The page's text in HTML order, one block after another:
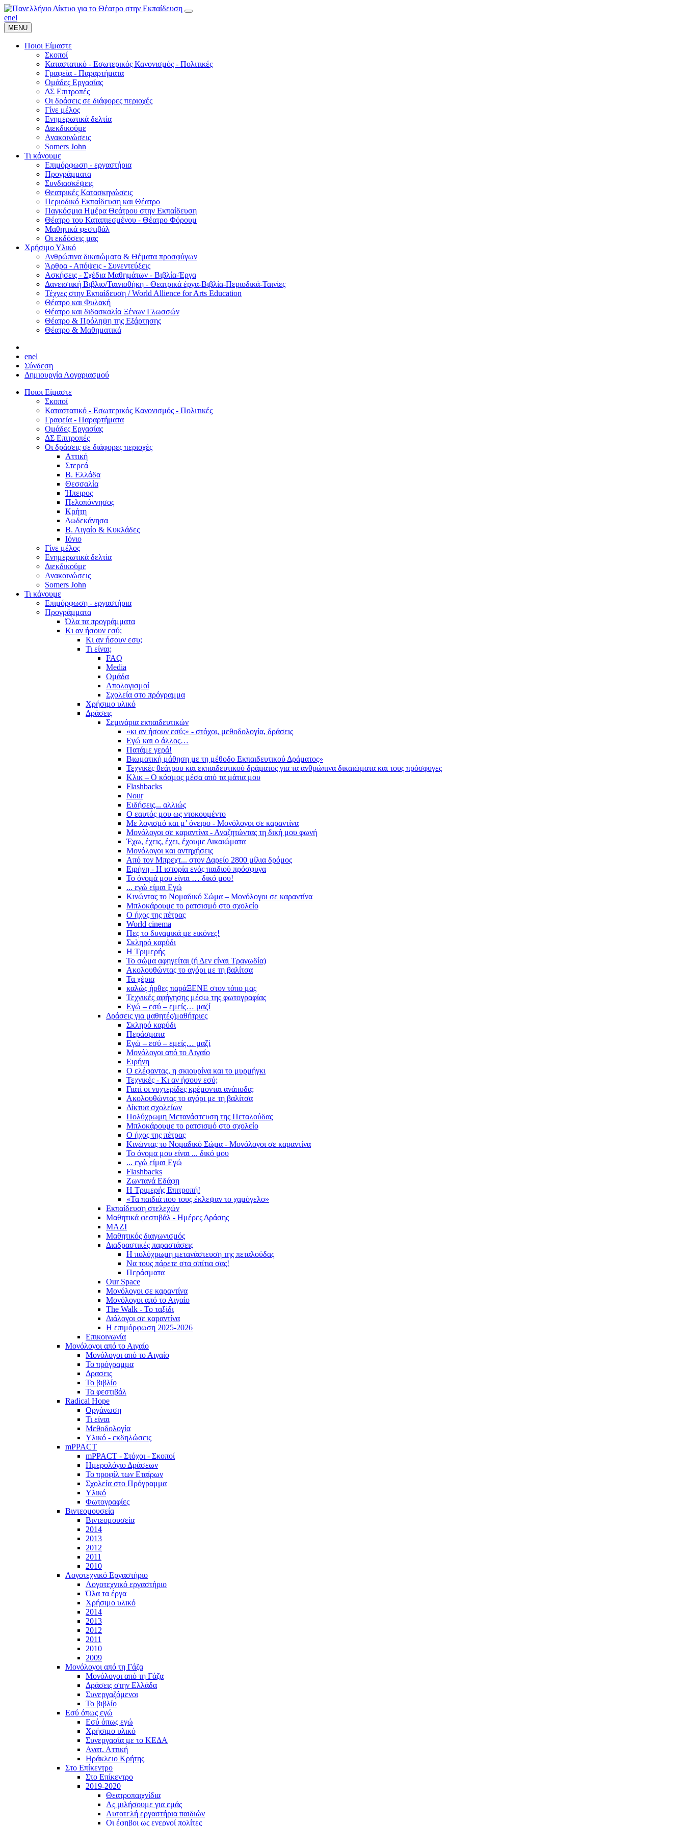
enel
MENU
Ποιοι Είμαστε
Σκοποί
Καταστατικό - Εσωτερικός Κανονισμός - Πολιτικές
Γραφεία - Παραρτήματα
Ομάδες Εργασίας
ΔΣ Επιτροπές
Οι δράσεις σε διάφορες περιοχές
Γίνε μέλος
Ενημερωτικά δελτία
Διεκδικούμε
Ανακοινώσεις
Somers John
Τι κάνουμε
Επιμόρφωση - εργαστήρια
Προγράμματα
Συνδιασκέψεις
Θεατρικές Κατασκηνώσεις
Περιοδικό Εκπαίδευση και Θέατρο
Παγκόσμια Ημέρα Θεάτρου στην Εκπαίδευση
Θέατρο του Καταπιεσμένου - Θέατρο Φόρουμ
Μαθητικά φεστιβάλ
Οι εκδόσεις μας
Χρήσιμο Υλικό
Ανθρώπινα δικαιώματα & Θέματα προσφύγων
Άρθρα - Απόψεις - Συνεντεύξεις
Ασκήσεις - Σχέδια Μαθημάτων - Βιβλία-Έργα
Δανειστική Βιβλιο/Ταινιοθήκη - Θεατρικά έργα-Βιβλία-Περιοδικά-Ταινίες
Τέχνες στην Εκπαίδευση / World Allience for Arts Education
Θέατρο και Φυλακή
Θέατρο και διδασκαλία Ξένων Γλωσσών
Θέατρο & Πρόληψη της Εξάρτησης
Θέατρο & Μαθηματικά
enel
Σύνδεση
Δημιουργία Λογαριασμού
Ποιοι Είμαστε
Σκοποί
Καταστατικό - Εσωτερικός Κανονισμός - Πολιτικές
Γραφεία - Παραρτήματα
Ομάδες Εργασίας
ΔΣ Επιτροπές
Οι δράσεις σε διάφορες περιοχές
Αττική
Στερεά
Β. Ελλάδα
Θεσσαλία
Ήπειρος
Πελοπόννησος
Κρήτη
Δωδεκάνησα
Β. Αιγαίο & Κυκλάδες
Ιόνιο
Γίνε μέλος
Ενημερωτικά δελτία
Διεκδικούμε
Ανακοινώσεις
Somers John
Τι κάνουμε
Επιμόρφωση - εργαστήρια
Προγράμματα
Όλα τα προγράμματα
Κι αν ήσουν εσύ;
Κι αν ήσουν εσυ;
Τι είναι;
FAQ
Media
Ομάδα
Απολογισμοί
Σχολεία στο πρόγραμμα
Χρήσιμο υλικό
Δράσεις
Σεμινάρια εκπαιδευτικών
«κι αν ήσουν εσύ;» - στόχοι, μεθοδολογία, δράσεις
Εγώ και ο άλλος…
Πατάμε γερά!
Βιωματική μάθηση με τη μέθοδο Εκπαιδευτικού Δράματος»
Τεχνικές θεάτρου και εκπαιδευτικού δράματος για τα ανθρώπινα δικαιώματα και τους πρόσφυγες
Κλικ – Ο κόσμος μέσα από τα μάτια μου
Flashbacks
Nour
Ειδήσεις... αλλιώς
Ο εαυτός μου ως ντοκουμέντο
Με λογισμό και μ’ όνειρο - Μονόλογοι σε καραντίνα
Μονόλογοι σε καραντίνα - Αναζητώντας τη δική μου φωνή
Έχω, έχεις, έχει, έχουμε Δικαιώματα
Μονόλογοι και αντηχήσεις
Από τον Μπρεχτ... στον Δαρείο 2800 μίλια δρόμος
Ειρήνη - Η ιστορία ενός παιδιού πρόσφυγα
Το όνομά μου είναι … δικό μου!
... εγώ είμαι Εγώ
Κινώντας το Νομαδικό Σώμα – Μονόλογοι σε καραντίνα
Μπλοκάρουμε το ρατσισμό στο σχολείο
Ο ήχος της πέτρας
World cinema
Πες το δυναμικά με εικόνες!
Σκληρό καρύδι
Η Τριμερής
Το σώμα αφηγείται (ή Δεν είναι Τραγωδία)
Ακολουθώντας το αγόρι με τη βαλίτσα
Τα χέρια
καλώς ήρθες παράΞΕΝΕ στον τόπο μας
Τεχνικές αφήγησης μέσω της φωτογραφίας
Εγώ – εσύ – εμείς… μαζί
Δράσεις για μαθητές/μαθήτριες
Σκληρό καρύδι
Περάσματα
Εγώ – εσύ – εμείς… μαζί
Μονόλογοι από το Αιγαίο
Ειρήνη
Ο ελέφαντας, η σκιουρίνα και το μυρμήγκι
Τεχνικές - Κι αν ήσουν εσύ;
Γιατί οι νυχτερίδες κρέμονται ανάποδα;
Ακολουθώντας το αγόρι με τη βαλίτσα
Δίκτυα σχολείων
Πολύχρωμη Μετανάστευση της Πεταλούδας
Μπλοκάρουμε το ρατσισμό στο σχολείο
Ο ήχος της πέτρας
Κινώντας το Νομαδικό Σώμα - Μονόλογοι σε καραντίνα
Το όνομα μου είναι ... δικό μου
... εγώ είμαι Εγώ
Flashbacks
Ζωντανά Εδάφη
Η Τριμερής Επιτροπή!
«Τα παιδιά που τους έκλεψαν το χαμόγελο»
Εκπαίδευση στελεχών
Μαθητικά φεστιβάλ - Ημέρες Δράσης
ΜΑΖΙ
Μαθητικός διαγωνισμός
Διαδραστικές παραστάσεις
Η πολύχρωμη μετανάστευση της πεταλούδας
Να τους πάρετε στα σπίτια σας!
Περάσματα
Our Space
Μονόλογοι σε καραντίνα
Μονόλογοι από το Αιγαίο
The Walk - Το ταξίδι
Διάλογοι σε καραντίνα
Η επιμόρφωση 2025-2026
Επικοινωνία
Μονόλογοι από το Αιγαίο
Μονόλογοι από το Αιγαίο
Το πρόγραμμα
Δρασεις
Το βιβλίο
Τα φεστιβάλ
Radical Hope
Οργάνωση
Τι είναι
Μεθοδολογία
Υλικό - εκδηλώσεις
mPPACT
mPPACT - Στόχοι - Σκοποί
Ημερολόγιο Δράσεων
Το προφίλ των Εταίρων
Σχολεία στο Πρόγραμμα
Υλικό
Φωτογραφίες
Βιντεομουσεία
Βιντεομουσεία
2014
2013
2012
2011
2010
Λογοτεχνικό Εργαστήριο
Λογοτεχνικό εργαστήριο
Όλα τα έργα
Χρήσιμο υλικό
2014
2013
2012
2011
2010
2009
Μονόλογοι από τη Γάζα
Μονόλογοι από τη Γάζα
Δράσεις στην Ελλάδα
Συνεργαζόμενοι
To βιβλίο
Εσύ όπως εγώ
Εσύ όπως εγώ
Χρήσιμο υλικό
Συνεργασία με το ΚΕΔΑ
Ανατ. Αττική
Ηράκλειο Κρήτης
Στο Επίκεντρο
Στο Επίκεντρο
2019-2020
Θεατροπαιχνίδια
Ας μιλήσουμε για εμάς
Αυτοτελή εργαστήρια παιδιών
Οι έφηβοι ως ενεργοί πολίτες